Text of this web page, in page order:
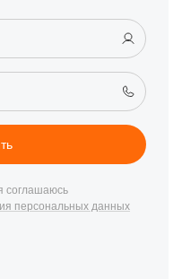
соглашаюсь
персональных данных